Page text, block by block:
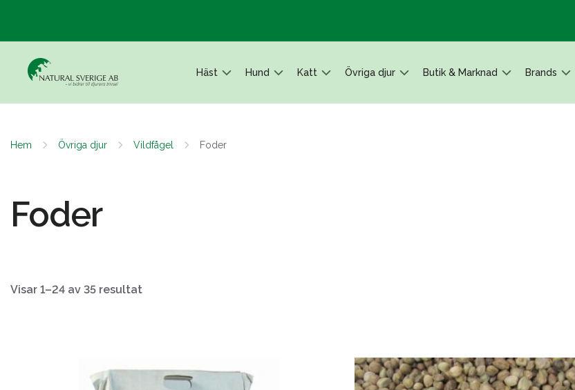
Häst Hund Katt Övriga djur Butik & Marknad Brands
Hem Övriga djur Vildfågel Foder
Foder
Visar 1–24 av 35 resultat